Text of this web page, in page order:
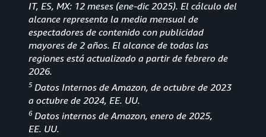
IT, ES, MX: 12 meses (ene-dic 2025). El cálculo del
alcance representa la media mensual de
espectadores de contenido con publicidad
mayores de 2 años. El alcance de todas las
regiones está actualizado a partir de febrero de
2026.
5Datos Internos de Amazon, de octubre de 2023
a octubre de 2024, EE. UU.
6 Datos internos de Amazon, enero de 2025,
EE. UU.